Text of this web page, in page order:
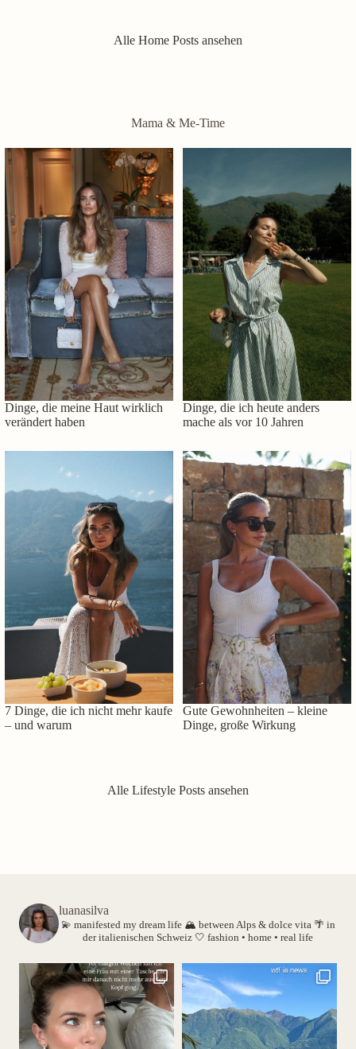
Alle Home Posts ansehen
Mama & Me-Time
Dinge, die meine Haut wirklich
verändert haben
Dinge, die ich heute anders
mache als vor 10 Jahren
7 Dinge, die ich nicht mehr kaufe
– und warum
Gute Gewohnheiten – kleine
Dinge, große Wirkung
Alle Lifestyle Posts ansehen
luanasilva
💫 manifested my dream life 🏔️ between Alps & dolce vita 🌴 in
der italienischen Schweiz 🤍 fashion • home • real life